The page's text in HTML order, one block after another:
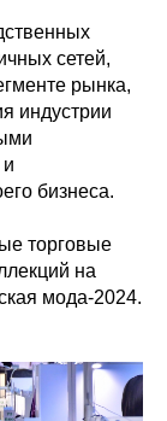
сетей,
рынка,
индустрии
бизнеса.
торговые
на
мода-2024.